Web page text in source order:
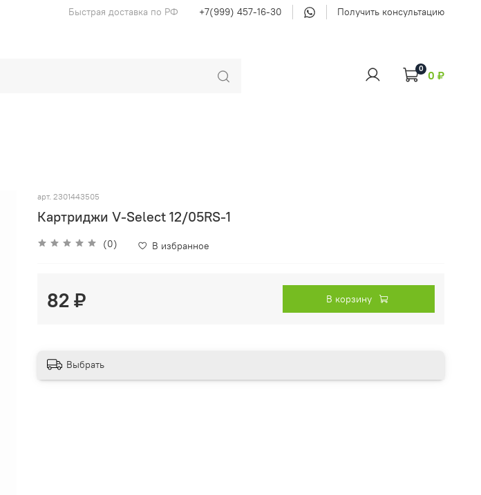
Быстрая доставка по РФ +7(999) 457-16-30 Получить консультацию
0 0 ₽
арт. 2301443505
Картриджи V-Select 12/05RS-1
(0) В избранное
82 ₽ В корзину
Выбрать